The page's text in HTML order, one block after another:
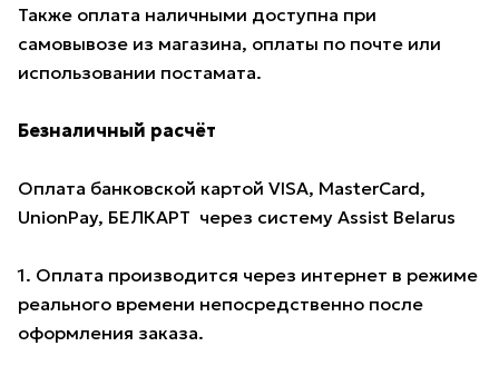
Также оплата наличными доступна при
самовывозе из магазина, оплаты по почте или
использовании постамата.
Безналичный расчёт
Оплата банковской картой VISA, MasterCard,
UnionPay, БЕЛКАРТ через систему Assist Belarus
1. Оплата производится через интернет в режиме
реального времени непосредственно после
оформления заказа.